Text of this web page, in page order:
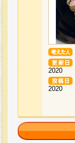
2020
2020